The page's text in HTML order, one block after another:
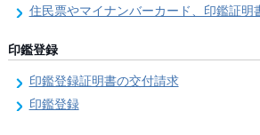
住民票やマイナンバーカード、印鑑証明書に旧氏（旧姓）が
印鑑登録
印鑑登録証明書の交付請求
印鑑登録